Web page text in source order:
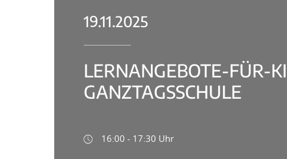
19.11.2025
LERNANGEBOTE-FÜR-
GANZTAGSSCHULE
16:00 - 17:30 Uhr